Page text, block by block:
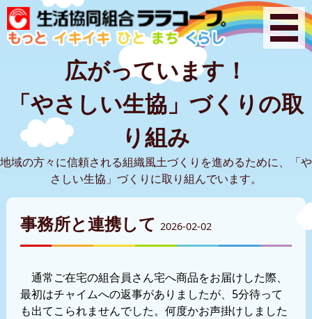
広がっています！
「やさしい生協」づくりの取
り組み
地域の方々に信頼される組織風土づくりを進めるために、「や
さしい生協」づくりに取り組んでいます。
事務所と連携して 2026-02-02
通常ご在宅の組合員さん宅へ商品をお届けした際、
最初はチャイムへの返事がありましたが、5分待って
も出てこられませんでした。何度かお声掛けしました